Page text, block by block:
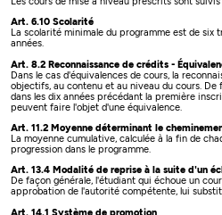
Art. 6.10 Scolarité
La scolarité minimale du programme est de six
années.
Art. 8.2 Reconnaissance de crédits -
Dans le cas d'équivalences de cours, la
objectifs, au contenu et au niveau du cours. De
dans les dix années précédant la première
peuvent faire l'objet d'une équivalence.
Art. 11.2 Moyenne déterminant le
La moyenne cumulative, calculée à la fin de
progression dans le programme.
Art. 13.4 Modalité de reprise à la suite d'un
De façon générale, l'étudiant qui échoue un
approbation de l'autorité compétente, lui
Art. 14.1 Système de promotion